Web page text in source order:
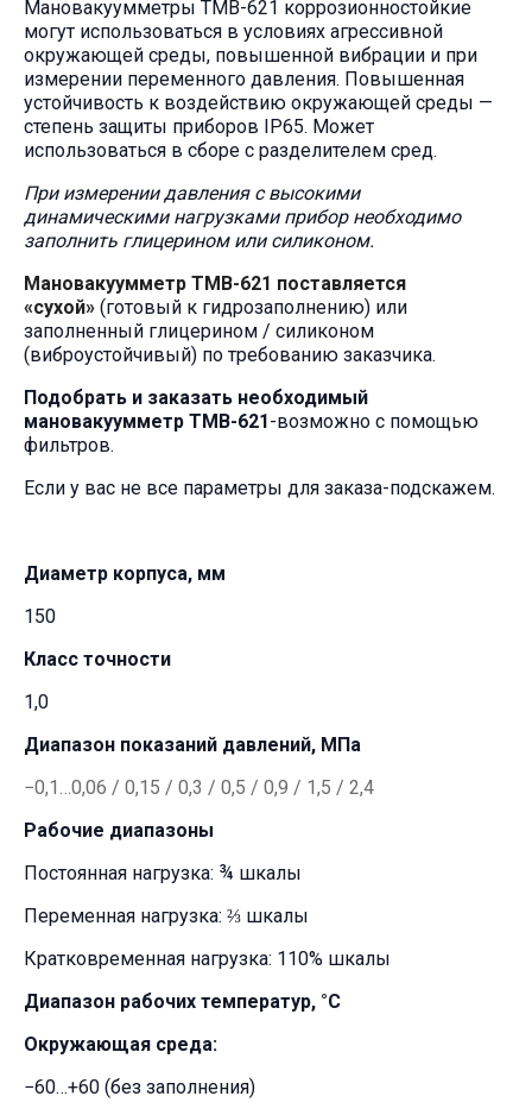
Мановакуумметры ТМВ-621 коррозионностойкие
могут использоваться в условиях агрессивной
окружающей среды, повышенной вибрации и при
измерении переменного давления. Повышенная
устойчивость к воздействию окружающей среды —
степень защиты приборов IP65. Может
использоваться в сборе с разделителем сред.
При измерении давления с высокими
динамическими нагрузками прибор необходимо
заполнить глицерином или силиконом.
Мановакуумметр ТМВ-621 поставляется
«сухой» (готовый к гидрозаполнению) или
заполненный глицерином / силиконом
(виброустойчивый) по требованию заказчика.
Подобрать и заказать необходимый
мановакуумметр ТМВ-621-возможно с помощью
фильтров.
Если у вас не все параметры для заказа-подскажем.
Диаметр корпуса, мм
150
Класс точности
1,0
Диапазон показаний давлений, МПа
−0,1…0,06 / 0,15 / 0,3 / 0,5 / 0,9 / 1,5 / 2,4
Рабочие диапазоны
Постоянная нагрузка: ¾ шкалы
Переменная нагрузка: ⅔ шкалы
Кратковременная нагрузка: 110% шкалы
Диапазон рабочих температур, °C
Окружающая среда:
−60…+60 (без заполнения)